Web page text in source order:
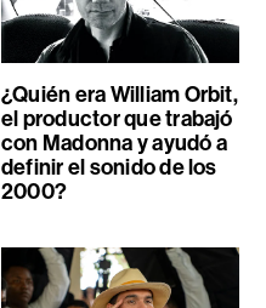
¿Quién era William Orbit,
el productor que trabajó
con Madonna y ayudó a
definir el sonido de los
2000?